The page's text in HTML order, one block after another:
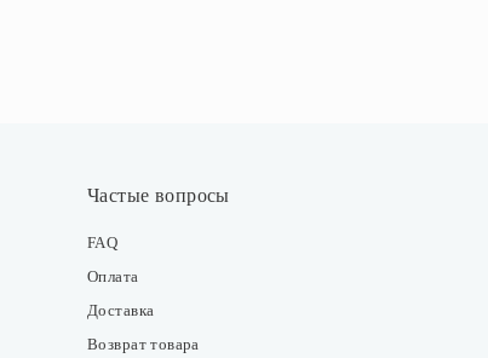
Частые вопросы
FAQ
Оплата
Доставка
Возврат товара